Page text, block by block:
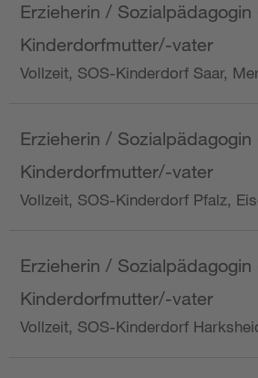
Erzieherin /
Kinderdorfmutter/-vater
Vollzeit, SOS-Kinderdorf Saar,
Erzieherin /
Kinderdorfmutter/-vater
Vollzeit, SOS-Kinderdorf Pfalz,
Erzieherin /
Kinderdorfmutter/-vater
Vollzeit, SOS-Kinderdorf